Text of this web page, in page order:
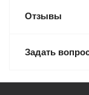
Отзывы
Задать